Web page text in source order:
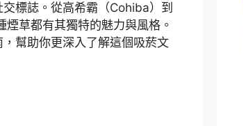
標誌。從高希霸（Cohiba）到
草都有其獨特的魅力與風格。
幫助你更深入了解這個吸菸文